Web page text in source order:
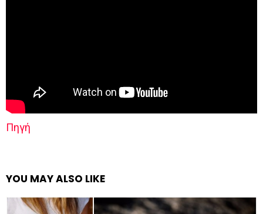
Πηγή
YOU MAY ALSO LIKE